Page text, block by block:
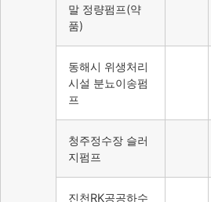
말 정량펌프(약
품)
동해시 위생처리
시설 분뇨이송펌
프
청주정수장 슬러
지펌프
진천RK공공하수